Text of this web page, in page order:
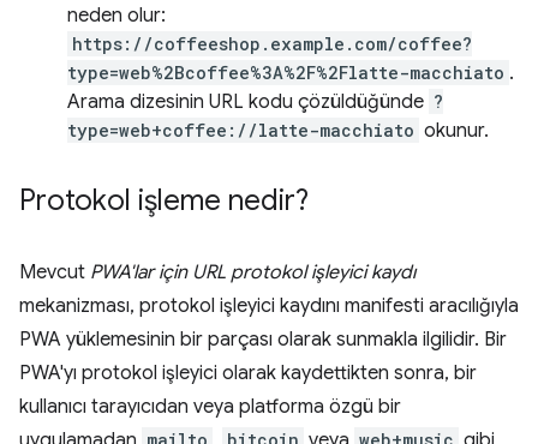
neden olur:
https://coffeeshop.example.com/coffee?
type=web%2Bcoffee%3A%2F%2Flatte-macchiato .
Arama dizesinin URL kodu çözüldüğünde ?
type=web+coffee://latte-macchiato okunur.
Protokol işleme nedir?
Mevcut PWA'lar için URL protokol işleyici kaydı
mekanizması, protokol işleyici kaydını manifesti aracılığıyla
PWA yüklemesinin bir parçası olarak sunmakla ilgilidir. Bir
PWA'yı protokol işleyici olarak kaydettikten sonra, bir
kullanıcı tarayıcıdan veya platforma özgü bir